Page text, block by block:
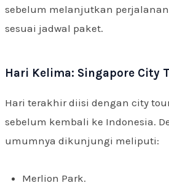
sebelum melanjutkan
sesuai jadwal paket.
Hari Kelima: Singapore City
Hari terakhir diisi dengan city
sebelum kembali ke Indonesia.
umumnya dikunjungi meliputi:
Merlion Park.